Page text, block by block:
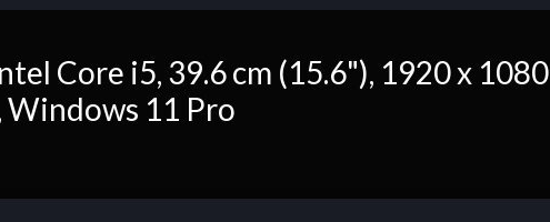
Core i5, 39.6 cm (15.6"), 1920 x 1080
Windows 11 Pro